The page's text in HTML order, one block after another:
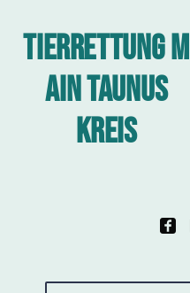
Tierrettung M
ain Taunus
Kreis